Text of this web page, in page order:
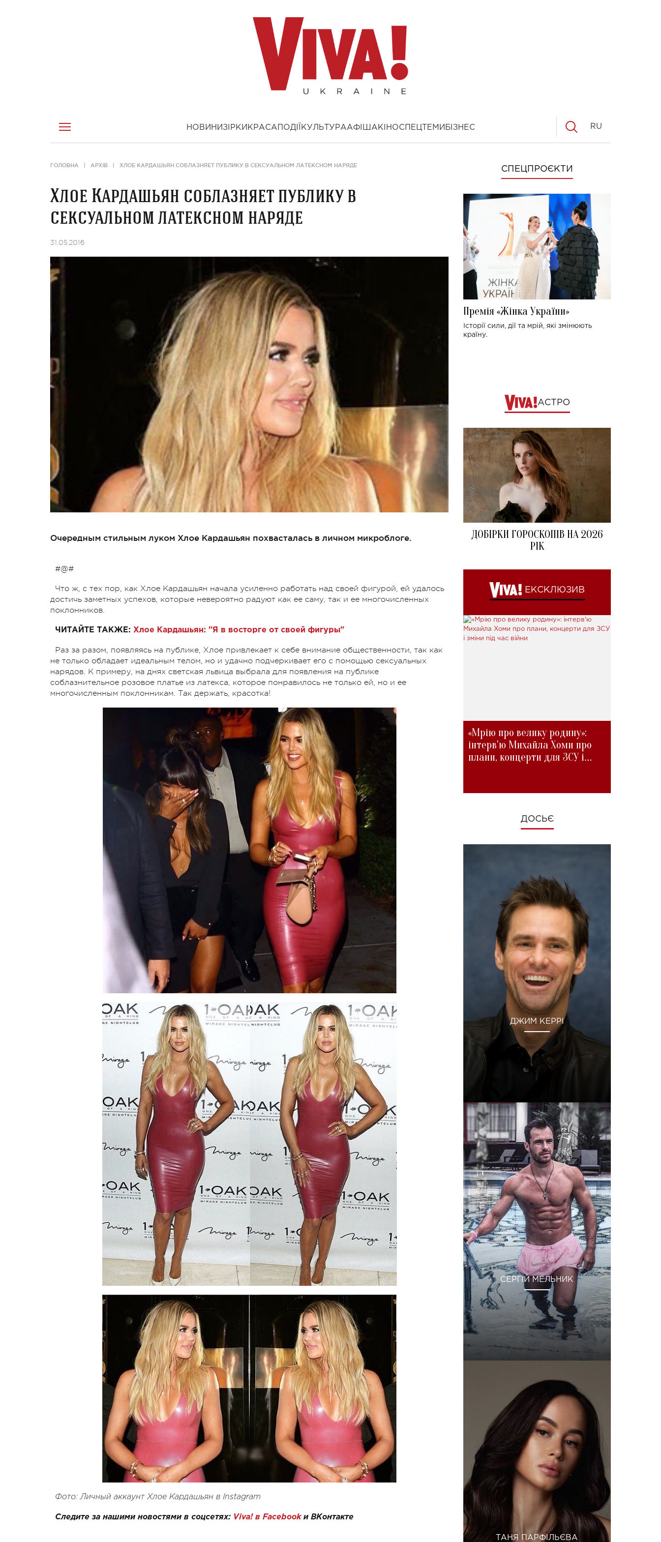
НОВИНИ ЗІРКИ КРАСА ПОДІЇ КУЛЬТУРААФІША КІНОСПЕЦТЕМИ БІЗНЕС RU
ГОЛОВНА АРХІВ ХЛОЕ КАРДАШЬЯН СОБЛАЗНЯЕТ ПУБЛИКУ В СЕКСУАЛЬНОМ ЛАТЕКСНОМ НАРЯДЕ
Хлое Кардашьян соблазняет публику в
сексуальном латексном наряде
31.05.2016
Очередным стильным луком Хлое Кардашьян похвасталась в личном микроблоге.
#@#
Что ж, с тех пор, как Хлое Кардашьян начала усиленно работать над своей фигурой, ей удалось
достичь заметных успехов, которые невероятно радуют как ее саму, так и ее многочисленных
поклонников.
ЧИТАЙТЕ ТАКЖЕ: Хлое Кардашьян: "Я в восторге от своей фигуры"
Раз за разом, появляясь на публике, Хлое привлекает к себе внимание общественности, так как
не только обладает идеальным телом, но и удачно подчеркивает его с помощью сексуальных
нарядов. К примеру, на днях светская львица выбрала для появления на публике
соблазнительное розовое платье из латекса, которое понравилось не только ей, но и ее
многочисленным поклонникам. Так держать, красотка!
Фото: Личный аккаунт Хлое Кардашьян в Instagram
Следите за нашими новостями в соцсетях: Viva! в Facebookи ВКонтакте
СПЕЦПРОЄКТИ
Премія «Жінка України»
Історії сили, дії та мрій, які змінюють
країну.
АСТРО
ДОБІРКИ ГОРОСКОПІВ НА 2026
РІК
ЕКСКЛЮЗИВ
«Мрію про велику родину»:
інтерв'ю Михайла Хоми про
плани, концерти для ЗСУ і
ДОСЬЄ
ДЖИМ КЕРРІ
СЕРГІЙ МЕЛЬНИК
ТАНЯ ПАРФІЛЬЄВА